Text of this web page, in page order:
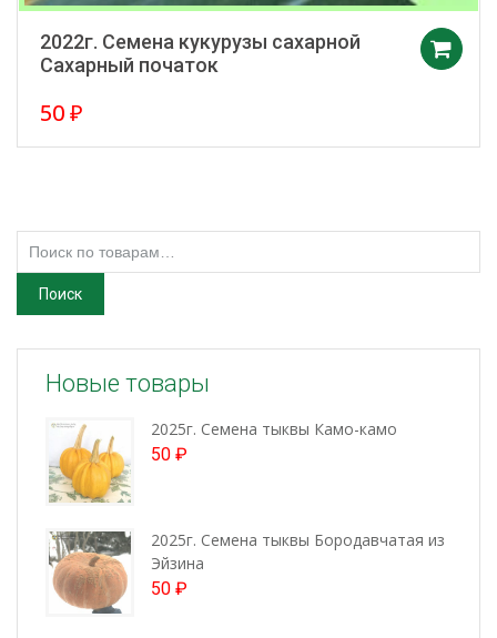
2022г. Семена кукурузы сахарной
Сахарный початок
50₽
Искать:
Поиск
Новые товары
2025г. Семена тыквы Камо-камо
50 ₽
2025г. Семена тыквы Бородавчатая из
Эйзина
50 ₽